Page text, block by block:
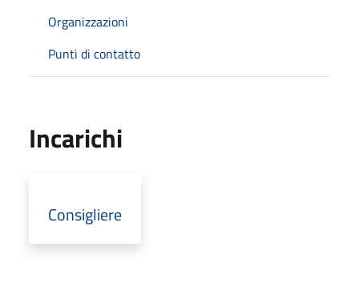
Organizzazioni
Punti di contatto
Incarichi
Consigliere